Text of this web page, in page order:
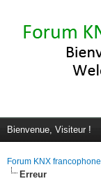
Bienvenue, Visiteur !
Forum KNX
Erreur